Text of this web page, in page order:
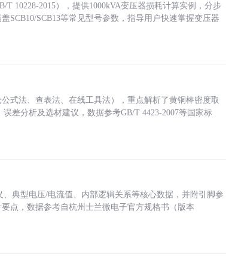
10228-2015），提供1000kVA变压器损耗计算实例，分步
SCB10/SCB13等常见型号参数，指导用户快速掌握变压器
式法、查表法、在线工具法），重点解析了黄铜棒密度取
差分析及选材建议，数据参考GB/T 4423-2007等国家标
典型电压/电流值、内部逻辑关系等核心数据，并附引脚参
点，数据参考自杭州士兰微电子官方规格书（版本